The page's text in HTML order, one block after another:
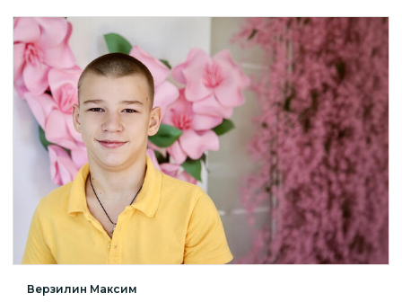
Верзилин Максим